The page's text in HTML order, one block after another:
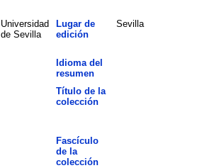
Universidad
de Sevilla
Lugar de
edición
Sevilla
Idioma del
resumen
Título de la
colección
Fascículo
de la
colección